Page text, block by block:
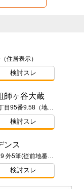
住居表示）
検討スレ
師ヶ谷大蔵
東京都世田谷区祖師谷一丁目95番9.58（地番）ほか
検討スレ
ンス
東京都足立区六町１-13-19 外5筆(従前地番)ほか
検討スレ